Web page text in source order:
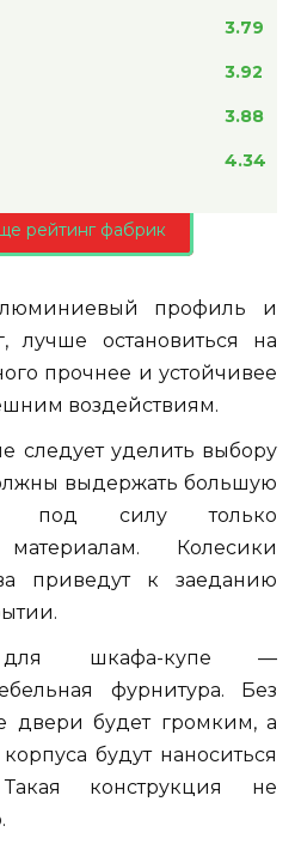
3.79
3.92
3.88
4.34
рейтинг фабрик
профиль и
лучше остановиться на
прочнее и устойчивее
воздействиям.
следует уделить выбору
выдержать большую
под силу только
Колесики
приведут к заеданию
для шкафа-купе —
фурнитура. Без
двери будет громким, а
будут наноситься
конструкция не